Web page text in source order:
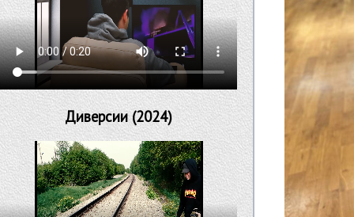
Диверсии (2024)